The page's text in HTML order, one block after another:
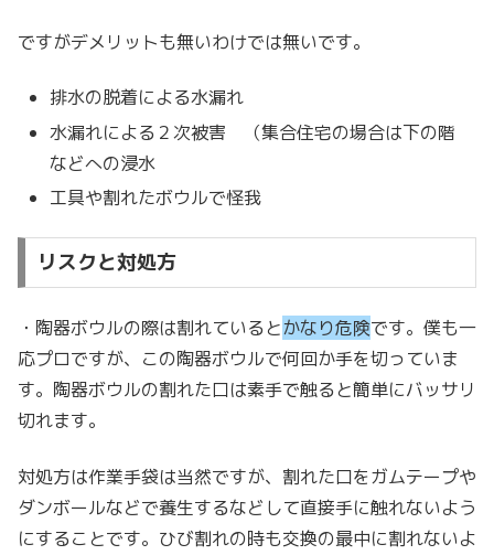
ですがデメリットも無いわけでは無いです。
排水の脱着による水漏れ
水漏れによる２次被害 （集合住宅の場合は下の階
などへの浸水
工具や割れたボウルで怪我
リスクと対処方
・陶器ボウルの際は割れているとかなり危険です。僕も一
応プロですが、この陶器ボウルで何回か手を切っていま
す。陶器ボウルの割れた口は素手で触ると簡単にバッサリ
切れます。
対処方は作業手袋は当然ですが、割れた口をガムテープや
ダンボールなどで養生するなどして直接手に触れないよう
にすることです。ひび割れの時も交換の最中に割れないよ